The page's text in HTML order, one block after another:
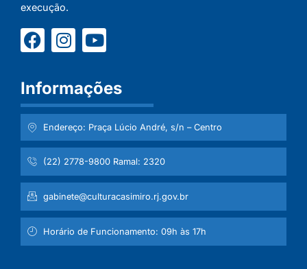
execução.
Informações
Endereço: Praça Lúcio André, s/n – Centro
(22) 2778-9800 Ramal: 2320
gabinete@culturacasimiro.rj.gov.br
Horário de Funcionamento: 09h às 17h